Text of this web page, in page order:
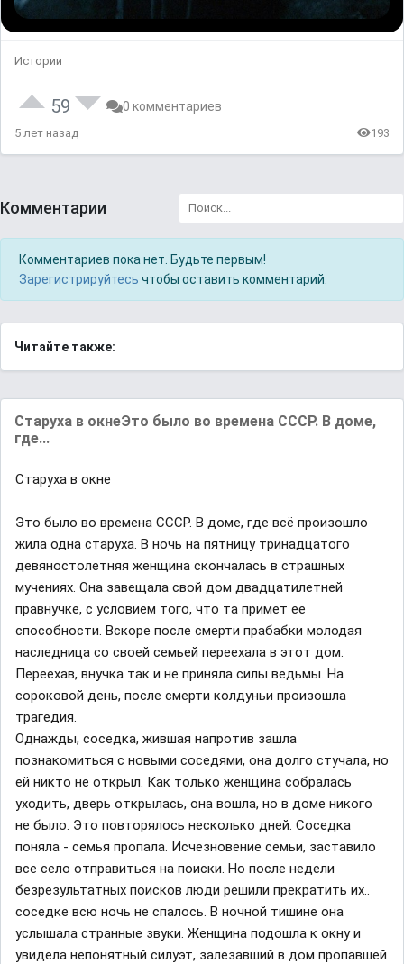
Истории
59 0 комментариев
5 лет назад 193
Комментарии
Комментариев пока нет. Будьте первым!
Зарегистрируйтесь чтобы оставить комментарий.
Читайте также:
Старуха в окнеЭто было во времена СССР. В доме,
где...
Старуха в окне
Это было во времена СССР. В доме, где всё произошло
жила одна старуха. В ночь на пятницу тринадцатого
девяностолетняя женщина скончалась в страшных
мучениях. Она завещала свой дом двадцатилетней
правнучке, с условием того, что та примет ее
способности. Вскоре после смерти прабабки молодая
наследница со своей семьей переехала в этот дом.
Переехав, внучка так и не приняла силы ведьмы. На
сороковой день, после смерти колдуньи произошла
трагедия.
Однажды, соседка, жившая напротив зашла
познакомиться с новыми соседями, она долго стучала, но
ей никто не открыл. Как только женщина собралась
уходить, дверь открылась, она вошла, но в доме никого
не было. Это повторялось несколько дней. Соседка
поняла - семья пропала. Исчезновение семьи, заставило
все село отправиться на поиски. Но после недели
безрезультатных поисков люди решили прекратить их..
соседке всю ночь не спалось. В ночной тишине она
услышала странные звуки. Женщина подошла к окну и
увидела непонятный силуэт, залезавший в дом пропавшей